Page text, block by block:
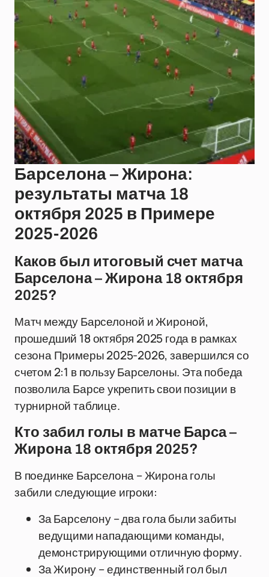
Барселона – Жирона:
результаты матча 18
октября 2025 в Примере
2025-2026
Каков был итоговый счет матча
Барселона – Жирона 18 октября
2025?
Матч между Барселоной и Жироной,
прошедший 18 октября 2025 года в рамках
сезона Примеры 2025-2026, завершился со
счетом 2:1 в пользу Барселоны. Эта победа
позволила Барсе укрепить свои позиции в
турнирной таблице.
Кто забил голы в матче Барса –
Жирона 18 октября 2025?
В поединке Барселона – Жирона голы
забили следующие игроки:
За Барселону – два гола были забиты
ведущими нападающими команды,
демонстрирующими отличную форму.
За Жирону – единственный гол был